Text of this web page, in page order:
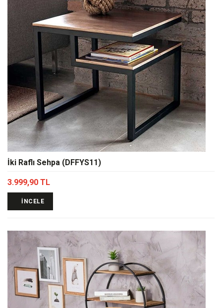
İki Raflı Sehpa (DFFYS11)
3.999,90 TL
İNCELE